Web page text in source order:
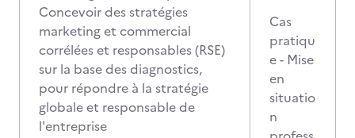
Concevoir des stratégies
marketing et commercial
corrélées et responsables (RSE)
sur la base des diagnostics,
pour répondre à la stratégie
globale et responsable de
l'entreprise
Cas
pratiqu
e - Mise
en
situatio
n